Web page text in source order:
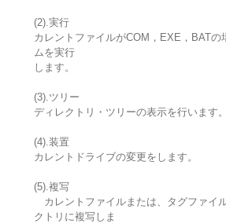
(2).実行
カレントファイルがCOM，EXE，BATの
ムを実行
します。
(3).ツリー
ディレクトリ・ツリーの表示を行います。
(4).装置
カレントドライブの変更をします。
(5).複写
カレントファイルまたは、タグファイ
クトリに複写しま